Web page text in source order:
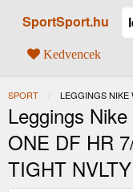
SportSport.hu
Kedvencek
SPORT JELENLEGI:
LEGGINGS NIKE
Leggings
ONE DF HR
TIGHT NVLTY